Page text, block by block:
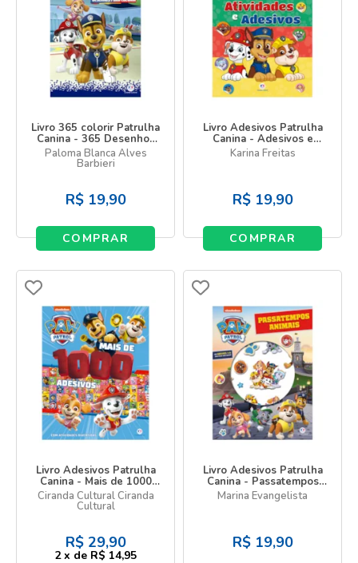
Livro 365 colorir Patrulha
Canina - 365 Desenhos
para colorir
Paloma Blanca Alves
Barbieri
R$ 19,90
COMPRAR
Livro Adesivos Patrulha
Canina - Adesivos e
atividades
Karina Freitas
R$ 19,90
COMPRAR
Livro Adesivos Patrulha
Canina - Mais de 1000
Adesivos
Ciranda Cultural Ciranda
Cultural
R$ 29,90
2 x de R$ 14,95
Livro Adesivos Patrulha
Canina - Passatempos
Animais
Marina Evangelista
R$ 19,90